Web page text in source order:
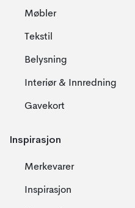
Møbler
Tekstil
Belysning
Interiør & Innredning
Gavekort
Inspirasjon
Merkevarer
Inspirasjon